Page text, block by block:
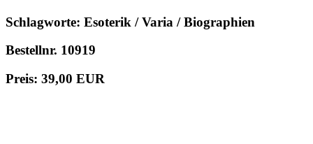
Schlagworte: Esoterik / Varia / Biographien
Bestellnr. 10919
Preis: 39,00 EUR